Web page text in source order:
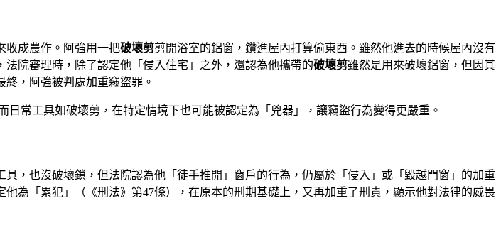
收成農作。阿強用一把破壞剪剪開浴室的鋁窗，鑽進屋內打算偷東西。雖然他進去的時候屋內沒有
院審理時，除了認定他「侵入住宅」之外，還認為他攜帶的破壞剪雖然是用來破壞鋁窗，但因其
，阿強被判處加重竊盜罪。
常工具如破壞剪，在特定情境下也可能被認定為「兇器」，讓竊盜行為變得更嚴重。
，也沒破壞鎖，但法院認為他「徒手推開」窗戶的行為，仍屬於「侵入」或「毀越門窗」的加重
為「累犯」（《刑法》第47條），在原本的刑期基礎上，又再加重了刑責，顯示他對法律的威畏